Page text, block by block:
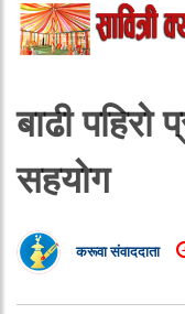
बाढी पहिरो
सहयोग
करूवा संवाददाता